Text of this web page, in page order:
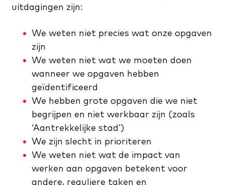
uitdagingen zijn:
We weten niet precies wat onze opgaven
zijn
We weten niet wat we moeten doen
wanneer we opgaven hebben
geïdentificeerd
We hebben grote opgaven die we niet
begrijpen en niet werkbaar zijn (zoals
‘Aantrekkelijke stad’)
We zijn slecht in prioriteren
We weten niet wat de impact van
werken aan opgaven betekent voor
andere, reguliere taken en